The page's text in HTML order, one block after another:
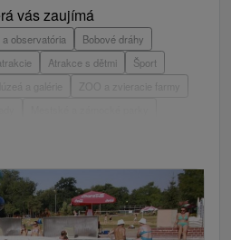
vás zaujímá
a observatória
Bobové dráhy
Atrakce s dětmi
Šport
a galérie
ZOO a zvieracie farmy
kúpaliská Pramene
Divadlá
Túry a turistické chodníky
Horské chaty
Sakrálne miesta